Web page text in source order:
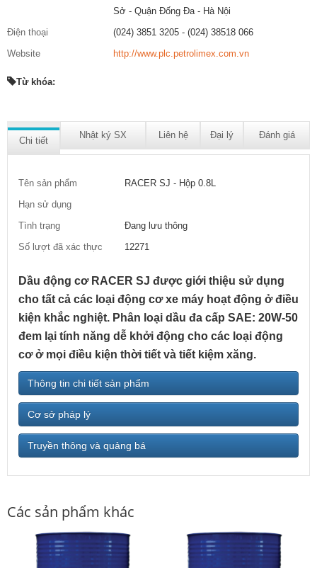
Sở - Quận Đống Đa - Hà Nội
Điện thoại
(024) 3851 3205 - (024) 38518 066
Website
http://www.plc.petrolimex.com.vn
Từ khóa:
Chi tiết
Nhật ký SX Liên hệ Đại lý Đánh giá
Tên sản phẩm
RACER SJ - Hộp 0.8L
Hạn sử dụng
Tình trạng
Đang lưu thông
Số lượt đã xác thực
12271
Dầu động cơ RACER SJ được giới thiệu sử dụng
cho tất cả các loại động cơ xe máy hoạt động ở điều
kiện khắc nghiệt. Phân loại dầu đa cấp SAE: 20W-50
đem lại tính năng dễ khởi động cho các loại động
cơ ở mọi điều kiện thời tiết và tiết kiệm xăng.
Thông tin chi tiết sản phẩm
Cơ sở pháp lý
Truyền thông và quảng bá
Các sản phẩm khác